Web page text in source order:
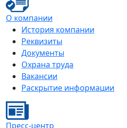
О компании
История компании
Реквизиты
Документы
Охрана труда
Вакансии
Раскрытие информации
Пресс-центр